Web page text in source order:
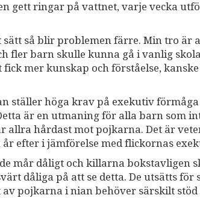
gett ringar på vattnet, varje vecka
sätt så blir problemen färre. Min tro är
fler barn skulle kunna gå i vanlig
mer kunskap och förståelse,
ställer höga krav på exekutiv
är en utmaning för alla barn som
allra hårdast mot pojkarna. Det är
efter i jämförelse med flickornas
mår dåligt och killarna bokstavligen
dåliga på att se detta. De utsätts för
pojkarna i nian behöver särskilt